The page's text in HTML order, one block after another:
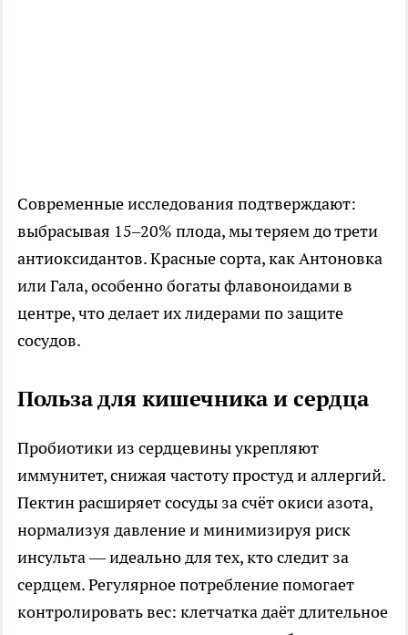
Современные исследования подтверждают:
выбрасывая 15–20% плода, мы теряем до трети
антиоксидантов. Красные сорта, как Антоновка
или Гала, особенно богаты флавоноидами в
центре, что делает их лидерами по защите
сосудов.
Польза для кишечника и сердца
Пробиотики из сердцевины укрепляют
иммунитет, снижая частоту простуд и аллергий.
Пектин расширяет сосуды за счёт окиси азота,
нормализуя давление и минимизируя риск
инсульта — идеально для тех, кто следит за
сердцем. Регулярное потребление помогает
контролировать вес: клетчатка даёт длительное